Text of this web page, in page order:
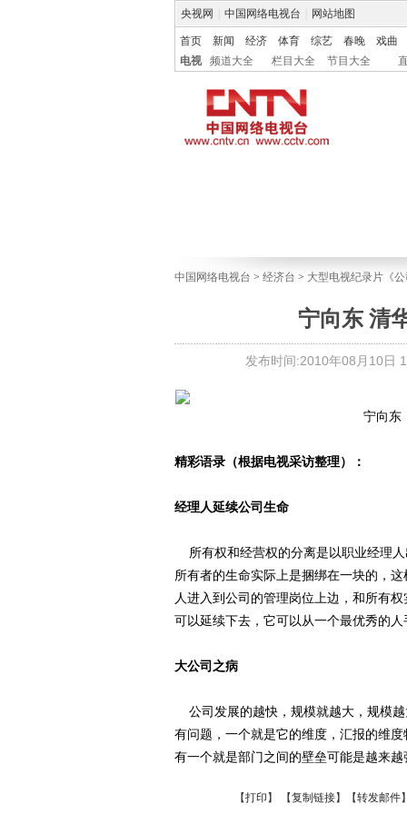
央视网 中国网络电视台 网站地图
首页 新闻 经济 体育 综艺 春晚
戏曲
电视
频道大全 栏目大全 节目大全
中国网络电视台 > 经济台 > 大型电视纪录片《
宁向东 清
发布时间:2010年08月10日
宁向东
精彩语录（根据电视采访整理）：
经理人延续公司生命
所有权和经营权的分离是以职业经理
所有者的生命实际上是捆绑在一块的，
人进入到公司的管理岗位上边，和所有
可以延续下去，它可以从一个最优秀的
大公司之病
公司发展的越快，规模就越大，规模
有问题，一个就是它的维度，汇报的维
有一个就是部门之间的壁垒可能是越来
【打印 】 【复制链接】【转发邮件